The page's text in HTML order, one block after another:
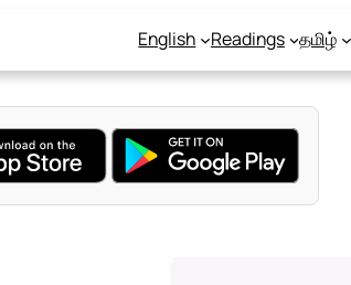
English Readings தமிழ்